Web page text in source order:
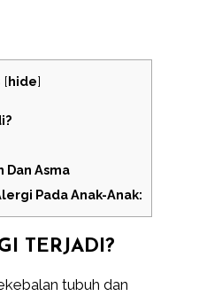
[hide]
Asma
Pada Anak-Anak:
TERJADI?
tubuh dan